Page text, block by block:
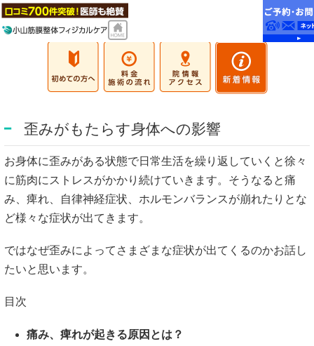
歪みがもたらす身体への影響
お身体に歪みがある状態で日常生活を繰り返していくと徐々
に筋肉にストレスがかかり続けていきます。そうなると痛
み、痺れ、自律神経症状、ホルモンバランスが崩れたりとな
ど様々な症状が出てきます。
ではなぜ歪みによってさまざまな症状が出てくるのかお話し
たいと思います。
目次
痛み、痺れが起きる原因とは？